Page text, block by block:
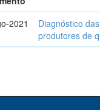
2021
Diagnóstico
produtores de